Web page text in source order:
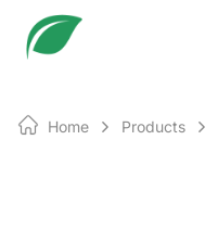
Home Products